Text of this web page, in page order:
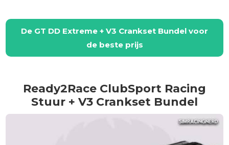
De GT DD Extreme + V3 Crankset Bundel voor
de beste prijs
Ready2Race ClubSport Racing
Stuur + V3 Crankset Bundel